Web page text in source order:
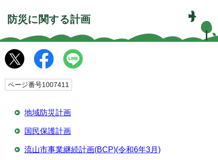
防災に関する計画
ページ番号1007411
地域防災計画
国民保護計画
流山市事業継続計画(BCP)(令和6年3月)